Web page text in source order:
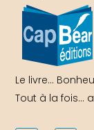
Le livre…
Tout à la fois…